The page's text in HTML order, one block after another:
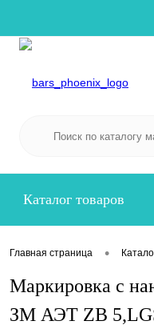
Каталог товаров
Главная страница •
Маркировка с
ЗМ АЭТ ZB